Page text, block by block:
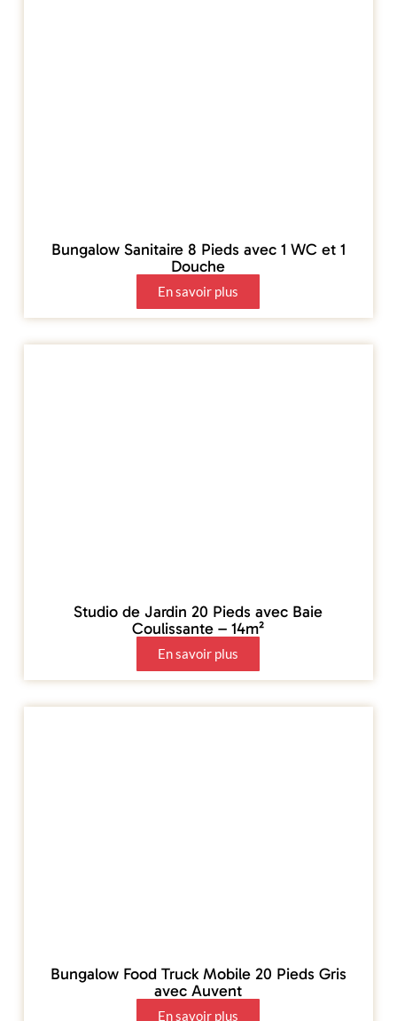
Bungalow Sanitaire 8 Pieds avec 1 WC et 1
Douche
En savoir plus
Studio de Jardin 20 Pieds avec Baie
Coulissante – 14m²
En savoir plus
Bungalow Food Truck Mobile 20 Pieds Gris
avec Auvent
En savoir plus